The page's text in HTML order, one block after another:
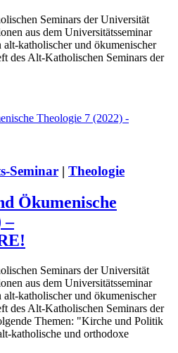
Seminars der Universität
aus dem Universitätsseminar
katholischer und ökumenischer
des Alt-Katholischen Seminars der
Seminar | Theologie
Ökumenische
–
Seminars der Universität
aus dem Universitätsseminar
katholischer und ökumenischer
des Alt-Katholischen Seminars der
Themen: "Kirche und Politik
katholische und orthodoxe